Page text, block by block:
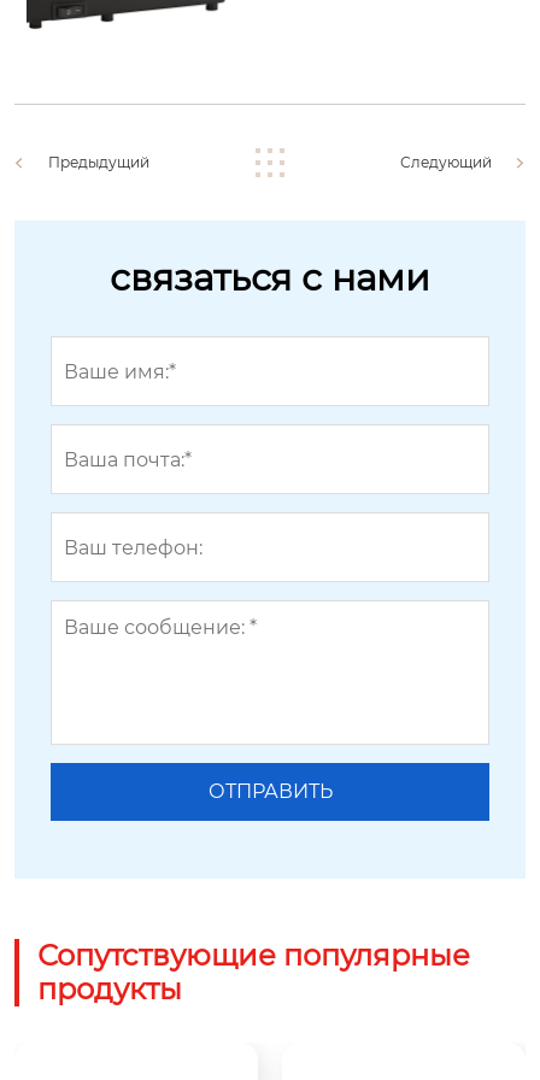
Предыдущий Следующий
связаться с нами
Сопутствующие популярные
продукты